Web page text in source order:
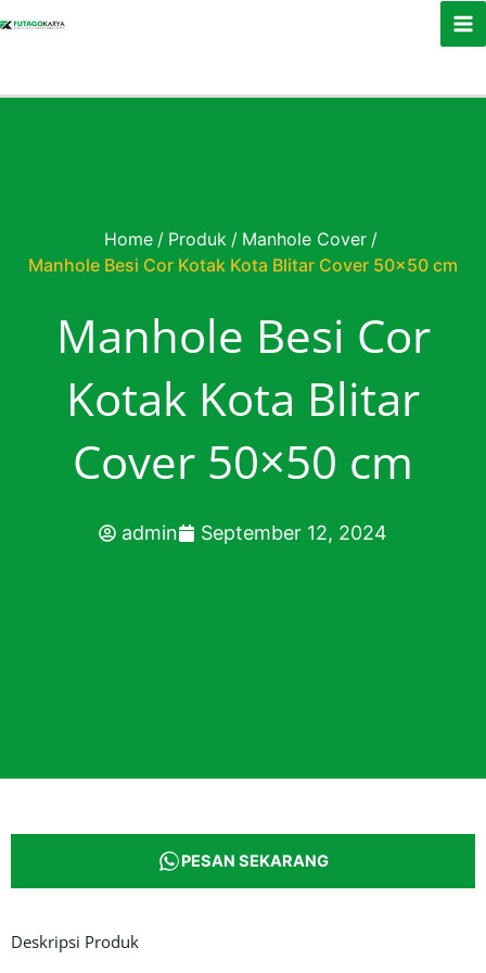
Home / Produk / Manhole Cover /
Manhole Besi Cor Kotak Kota Blitar Cover 50×50 cm
Manhole Besi Cor
Kotak Kota Blitar
Cover 50×50 cm
admin September 12, 2024
PESAN SEKARANG
Deskripsi Produk